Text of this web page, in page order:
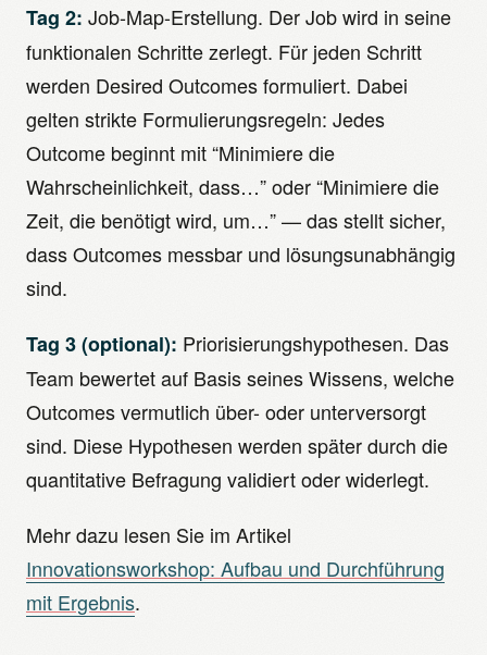
Tag 2: Job-Map-Erstellung. Der Job wird in seine
funktionalen Schritte zerlegt. Für jeden Schritt
werden Desired Outcomes formuliert. Dabei
gelten strikte Formulierungsregeln: Jedes
Outcome beginnt mit “Minimiere die
Wahrscheinlichkeit, dass…” oder “Minimiere die
Zeit, die benötigt wird, um…” — das stellt sicher,
dass Outcomes messbar und lösungsunabhängig
sind.
Tag 3 (optional): Priorisierungshypothesen. Das
Team bewertet auf Basis seines Wissens, welche
Outcomes vermutlich über- oder unterversorgt
sind. Diese Hypothesen werden später durch die
quantitative Befragung validiert oder widerlegt.
Mehr dazu lesen Sie im Artikel
Innovationsworkshop: Aufbau und Durchführung
mit Ergebnis.